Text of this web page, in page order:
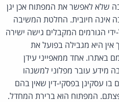
לאפשר את המפתוח אכן יגן
אינה חיובית. החלטת המשיבה
הגורמים המקבלים גישה ישירה
היא מגבילה בפועל את
באתרו. אחד ממאפייני עידן
מידע עובר מפלוני למשנהו
עסקינן בפסקי-דין שאין בהם
המפתוח הוא ברירת המחדל.